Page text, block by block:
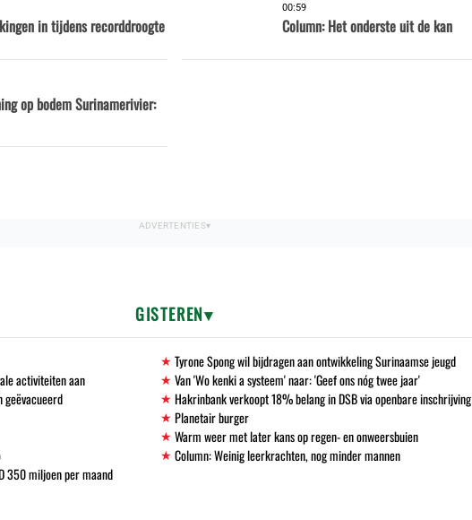
in tijdens recorddroogte
00:59
Column: Het onderste uit de kan
op bodem Surinamerivier:
GISTEREN
Tyrone Spong wil bijdragen aan ontwikkeling Surinaamse jeugd
activiteiten aan
Van 'Wo kenki a systeem' naar: 'Geef ons nóg twee jaar'
geëvacueerd
Hakrinbank verkoopt 18% belang in DSB via openbare inschrijving
Planetair burger
Warm weer met later kans op regen- en onweersbuien
Column: Weinig leerkrachten, nog minder mannen
350 miljoen per maand